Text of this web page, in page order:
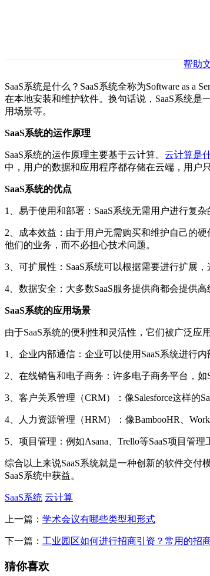
帮助
SaaS系统是什么？SaaS系统全称为Software as a
在本地安装和维护软件。换句话说，SaaS系统
用场景等。
SaaS系统的运作原理
SaaS系统的运作原理主要基于云计算。 云计算是
中，用户的数据和应用程序都存储在云端，用户
SaaS系统的优点
1、易于使用和部署：SaaS系统无需用户进行复
2、成本效益：由于用户无需购买和维护自己的
他们的业务，而不必担心技术问题。
3、可扩展性：SaaS系统可以根据需要进行扩展
4、数据安全：大多数SaaS服务提供商都会提供
SaaS系统的应用场景
由于SaaS系统的便利性和灵活性，它们被广泛应
1、企业内部通信：企业可以使用SaaS系统进行内
2、在线销售和电子商务：许多电子商务平台，如
3、客户关系管理（CRM）：像Salesforce这样的
4、人力资源管理（HRM）：像BambooHR、
5、项目管理：例如Asana、Trello等SaaS项目管
综合以上来说SaaS系统就是一种创新的软件交付
SaaS系统中获益。
SaaS系统 云计算
上一篇： 学术会议有哪些类型和形式
下一篇： 工业园区如何进行招商引资？常用的招
猜你喜欢